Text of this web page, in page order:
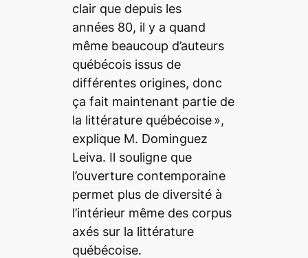
clair que depuis les
années 80, il y a quand
même beaucoup d’auteurs
québécois issus de
différentes origines, donc
ça fait maintenant partie de
la littérature québécoise»,
explique M. Dominguez
Leiva. Il souligne que
l’ouverture contemporaine
permet plus de diversité à
l’intérieur même des corpus
axés sur la littérature
québécoise.